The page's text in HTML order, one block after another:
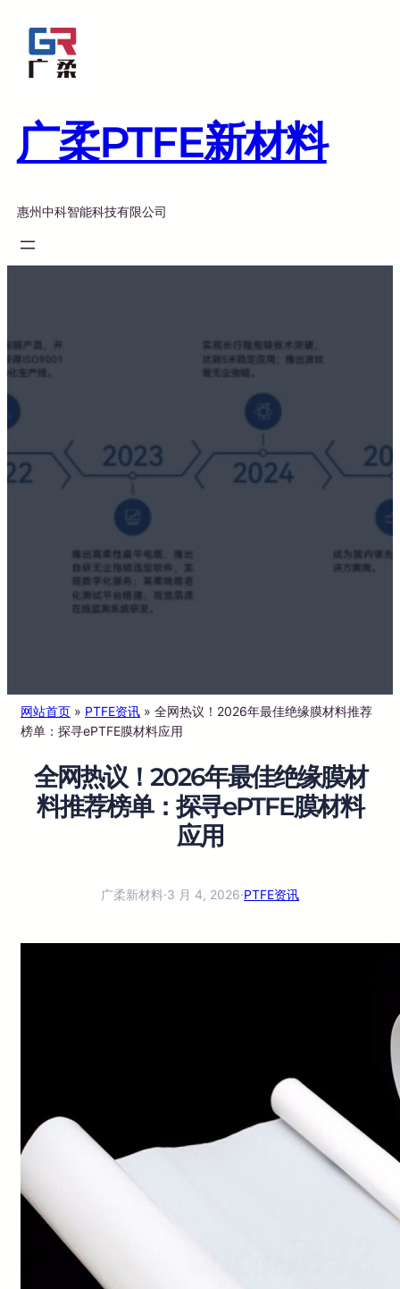
广柔PTFE新材料
惠州中科智能科技有限公司
网站首页 » PTFE资讯 » 全网热议！2026年最佳绝缘膜材料推荐
榜单：探寻ePTFE膜材料应用
全网热议！2026年最佳绝缘膜材
料推荐榜单：探寻ePTFE膜材料
应用
广柔新材料·3 月 4, 2026·PTFE资讯